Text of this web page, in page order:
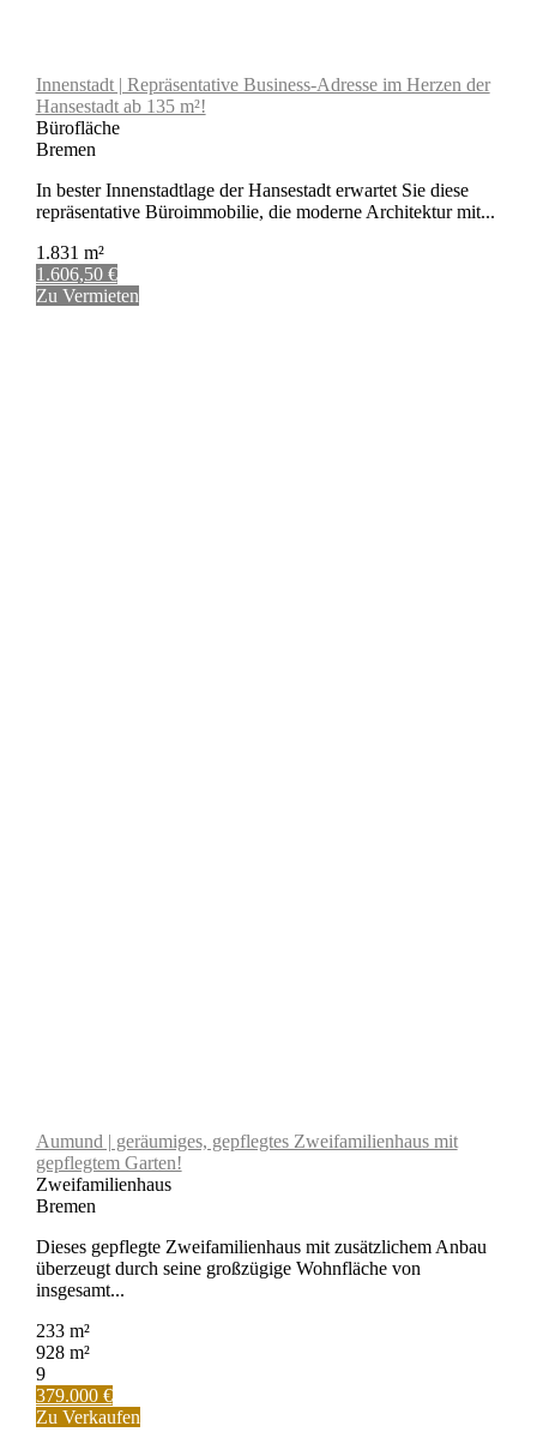
Innenstadt | Repräsentative Business-Adresse im Herzen der
Hansestadt ab 135 m²!
Bürofläche
Bremen
In bester Innenstadtlage der Hansestadt erwartet Sie diese
repräsentative Büroimmobilie, die moderne Architektur mit...
1.831 m²
1.606,50 €
Zu Vermieten
Aumund | geräumiges, gepflegtes Zweifamilienhaus mit
gepflegtem Garten!
Zweifamilienhaus
Bremen
Dieses gepflegte Zweifamilienhaus mit zusätzlichem Anbau
überzeugt durch seine großzügige Wohnfläche von
insgesamt...
233 m²
928 m²
9
379.000 €
Zu Verkaufen